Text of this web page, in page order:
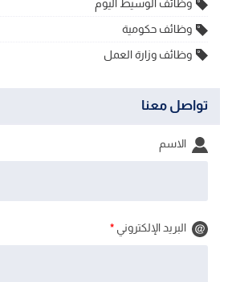
وظائف الوسيط اليوم
وظائف حكومية
وظائف وزارة العمل
تواصل معنا
الاسم
البريد الإلكتروني *